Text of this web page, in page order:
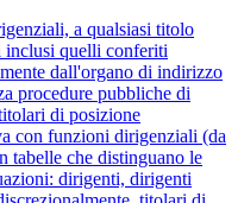
a qualsiasi titolo
quelli conferiti
dall'organo di indirizzo
procedure pubbliche di
di posizione
con funzioni dirigenziali (da
tabelle che distinguano le
dirigenti, dirigenti